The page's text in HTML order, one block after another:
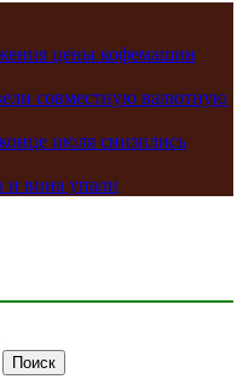
цены кофемашин
совместную валютную
июля снизились
и вина упали